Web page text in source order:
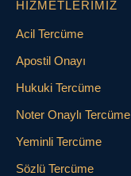
HIZMETLERIMIZ
Acil Tercüme
Apostil Onayı
Hukuki Tercüme
Noter Onaylı Tercüme
Yeminli Tercüme
Sözlü Tercüme